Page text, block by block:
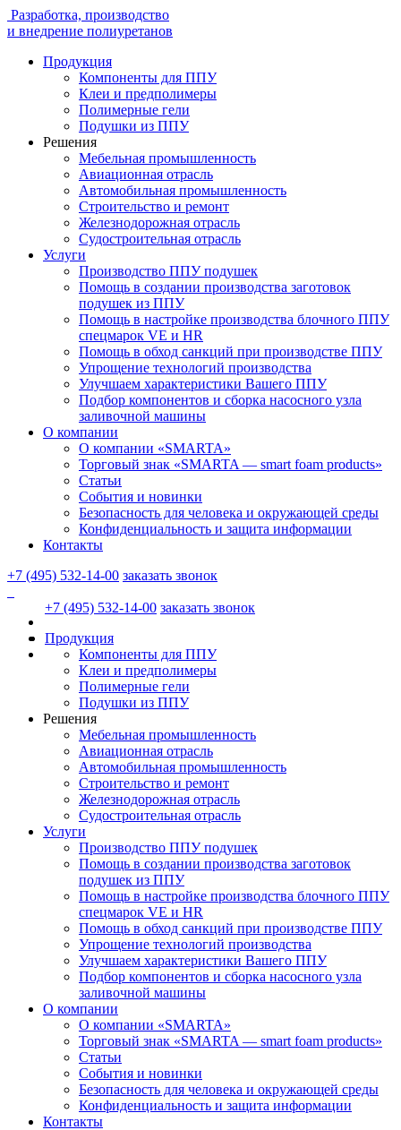
Разработка, производство
и внедрение полиуретанов
Продукция
Компоненты для ППУ
Клеи и предполимеры
Полимерные гели
Подушки из ППУ
Решения
Мебельная промышленность
Авиационная отрасль
Автомобильная промышленность
Строительство и ремонт
Железнодорожная отрасль
Судостроительная отрасль
Услуги
Производство ППУ подушек
Помощь в создании производства заготовок
подушек из ППУ
Помощь в настройке производства блочного ППУ
спецмарок VE и HR
Помощь в обход санкций при производстве ППУ
Упрощение технологий производства
Улучшаем характеристики Вашего ППУ
Подбор компонентов и сборка насосного узла
заливочной машины
О компании
О компании «SMARTA»
Торговый знак «SMARTA — smart foam products»
Статьи
События и новинки
Безопасность для человека и окружающей среды
Конфиденциальность и защита информации
Контакты
+7 (495) 532-14-00 заказать звонок
+7 (495) 532-14-00 заказать звонок
Продукция
Компоненты для ППУ
Клеи и предполимеры
Полимерные гели
Подушки из ППУ
Решения
Мебельная промышленность
Авиационная отрасль
Автомобильная промышленность
Строительство и ремонт
Железнодорожная отрасль
Судостроительная отрасль
Услуги
Производство ППУ подушек
Помощь в создании производства заготовок
подушек из ППУ
Помощь в настройке производства блочного ППУ
спецмарок VE и HR
Помощь в обход санкций при производстве ППУ
Упрощение технологий производства
Улучшаем характеристики Вашего ППУ
Подбор компонентов и сборка насосного узла
заливочной машины
О компании
О компании «SMARTA»
Торговый знак «SMARTA — smart foam products»
Статьи
События и новинки
Безопасность для человека и окружающей среды
Конфиденциальность и защита информации
Контакты